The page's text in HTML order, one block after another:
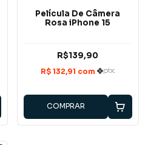
Película De Câmera
Rosa iPhone 15
R$139,90
COMPRAR